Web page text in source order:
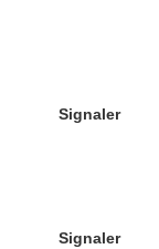
Signaler
Signaler